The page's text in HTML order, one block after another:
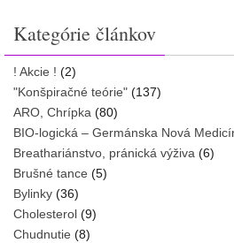
Kategórie článkov
! Akcie ! (2)
"Konšpiračné teórie" (137)
ARO, Chrípka (80)
BIO-logická – Germánska Nová
Breathariánstvo, pránická výživa (6)
Brušné tance (5)
Bylinky (36)
Cholesterol (9)
Chudnutie (8)